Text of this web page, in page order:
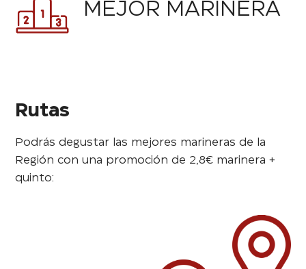
MEJOR MARINERA
Rutas
Podrás degustar las mejores marineras de la
Región con una promoción de 2,8€ marinera +
quinto: